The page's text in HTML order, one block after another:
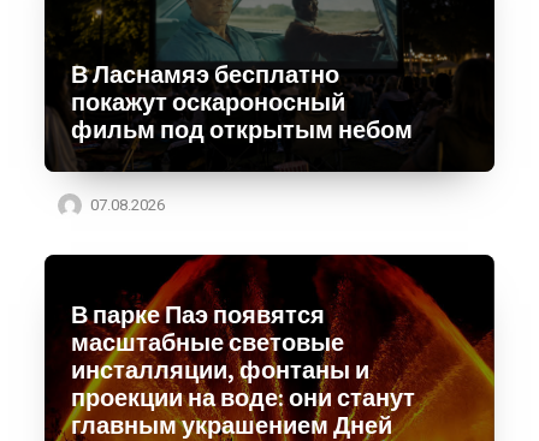
В Ласнамяэ бесплатно
покажут оскароносный
фильм под открытым небом
07.08.2026
В парке Паэ появятся
масштабные световые
инсталляции, фонтаны и
проекции на воде: они станут
главным украшением Дней